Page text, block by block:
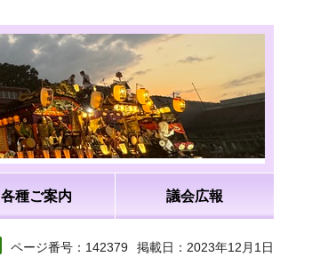
各種ご案内 議会広報
ページ番号：142379 掲載日：2023年12月1日